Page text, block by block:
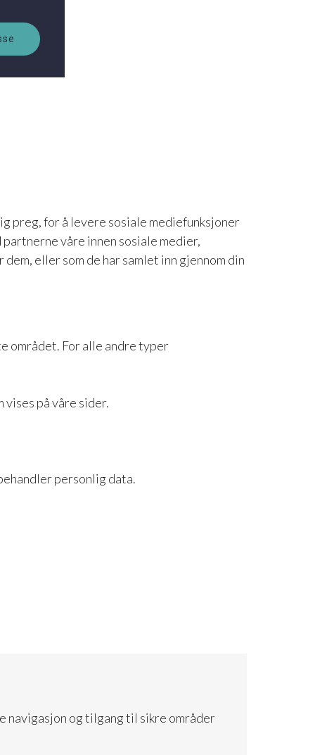
preg, for å levere sosiale mediefunksjoner
våre innen sosiale medier,
eller som de har samlet inn gjennom din
området. For alle andre typer
på våre sider.
personlig data.
navigasjon og tilgang til sikre områder